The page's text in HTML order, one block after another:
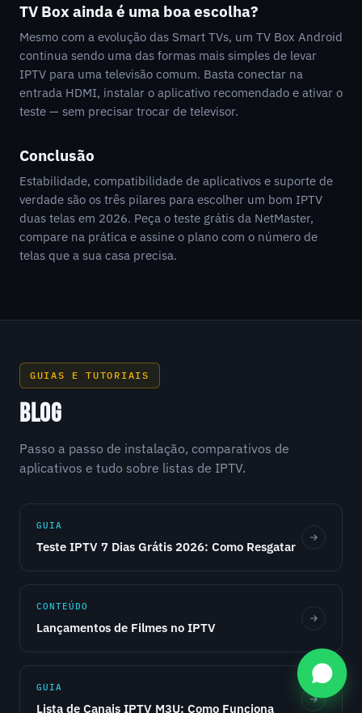
TV Box ainda é uma boa escolha?
Mesmo com a evolução das Smart TVs, um TV Box Android
continua sendo uma das formas mais simples de levar
IPTV para uma televisão comum. Basta conectar na
entrada HDMI, instalar o aplicativo recomendado e ativar o
teste — sem precisar trocar de televisor.
Conclusão
Estabilidade, compatibilidade de aplicativos e suporte de
verdade são os três pilares para escolher um bom IPTV
duas telas em 2026. Peça o teste grátis da NetMaster,
compare na prática e assine o plano com o número de
telas que a sua casa precisa.
GUIAS E TUTORIAIS
BLOG
Passo a passo de instalação, comparativos de
aplicativos e tudo sobre listas de IPTV.
GUIA
Teste IPTV 7 Dias Grátis 2026: Como Resgatar
CONTEÚDO
Lançamentos de Filmes no IPTV
GUIA
Lista de Canais IPTV M3U: Como Funciona